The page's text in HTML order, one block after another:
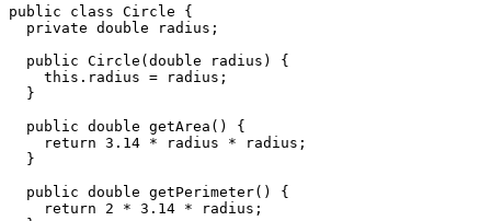
public class Circle {
  private double radius;
  public Circle(double radius) {
    this.radius = radius;
  }
  public double getArea() {
    return 3.14 * radius * radius;
  }
  public double getPerimeter() {
    return 2 * 3.14 * radius;